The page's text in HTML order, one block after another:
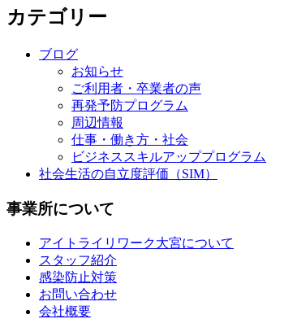
カテゴリー
ブログ
お知らせ
ご利用者・卒業者の声
再発予防プログラム
周辺情報
仕事・働き方・社会
ビジネススキルアッププログラム
社会生活の自立度評価（SIM）
事業所について
アイトライリワーク大宮について
スタッフ紹介
感染防止対策
お問い合わせ
会社概要